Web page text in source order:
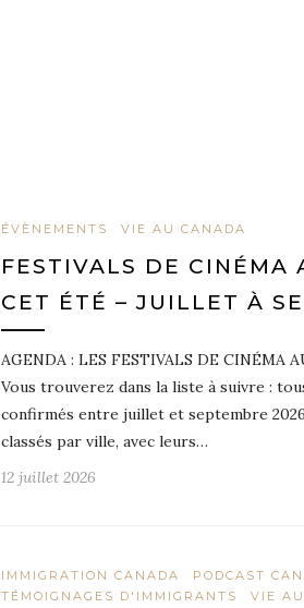
ÉVÈNEMENTS VIE AU CANADA
FESTIVALS DE CINÉMA
CET ÉTÉ – JUILLET À
AGENDA : LES FESTIVALS DE CINÉMA
Vous trouverez dans la liste à suivre :
confirmés entre juillet et septembre
classés par ville, avec leurs…
12 juillet 2026
IMMIGRATION CANADA
PODCAST
TÉMOIGNAGES D'IMMIGRANTS
VIE